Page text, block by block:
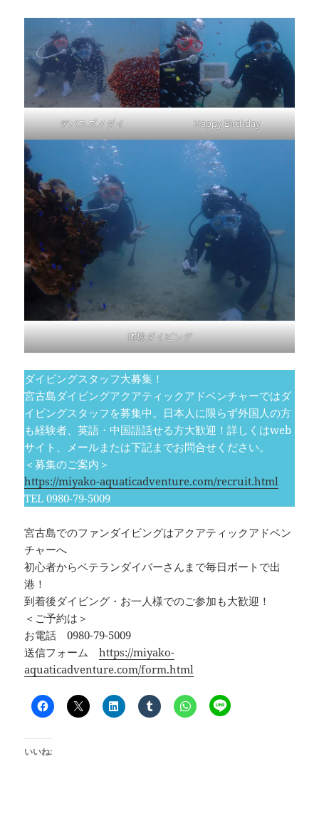
デバスズメダイ Happy Birthday
体験ダイビング
ダイビングスタッフ大募集！
宮古島ダイビングアクアティックアドベンチャーではダ
イビングスタッフを募集中。日本人に限らず外国人の方
も経験者、英語・中国語話せる方大歓迎！詳しくはweb
サイト、メールまたは下記までお問合せください。
＜募集のご案内＞
https://miyako-aquaticadventure.com/recruit.html
TEL 0980-79-5009
宮古島でのファンダイビングはアクアティックアドベン
チャーへ
初心者からベテランダイバーさんまで毎日ボートで出
港！
到着後ダイビング・お一人様でのご参加も大歓迎！
＜ご予約は＞
お電話 0980-79-5009
送信フォームhttps://miyako-
aquaticadventure.com/form.html
いいね: